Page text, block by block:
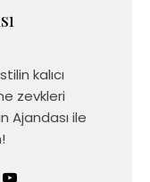
kalıcı
zevkleri
Ajandası ile